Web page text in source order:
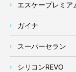
エスケープレミア
ガイナ
スーパーセラン
シリコンREVO